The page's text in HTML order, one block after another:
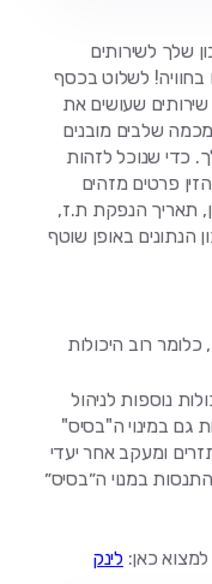
שלך לשירותים
בחוויה! לשלוט בכסף
שעושים את
שלבים מובנים
כדי שנוכל לזהות
פרטים מזהים
תאריך הנפקת ת.ז,
הנתונים באופן שוטף
רוב היכולות
נוספות לניהול
גם במינוי ה"בסיס"
ומעקב אחר יעדי
במנוי ה״בסיס״
כאן: לינק